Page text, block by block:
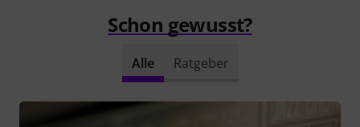
Schon gewusst?
Alle Ratgeber